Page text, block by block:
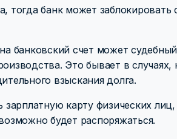
тогда банк может заблокировать
банковский счет может
Это бывает в
взыскания долга.
зарплатную карту физических
будет распоряжаться.